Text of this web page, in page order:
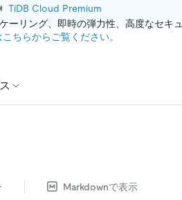
TiDB Cloud Premium
リング、即時の弾力性、高度なセキ
こちらからご覧ください。
Markdownで表示